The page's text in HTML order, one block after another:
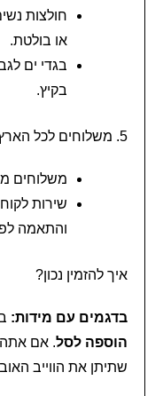
חולצות
או בולטת.
בגדי ים
בקיץ.
5. משלוחים לכל הארץ ושירות אנושי
משלוחים
שירות
והתאמה
איך להזמין נכון?
בדגמים עם מידות:
הוספה לסל. אם אתה
שתיתן את הווייב